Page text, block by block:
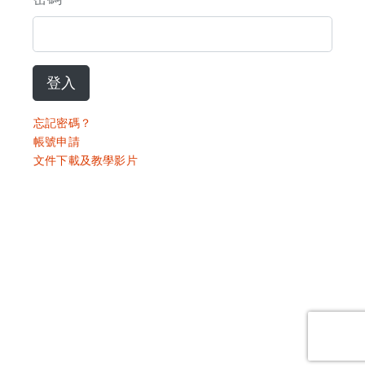
登入
忘記密碼？
帳號申請
文件下載及教學影片